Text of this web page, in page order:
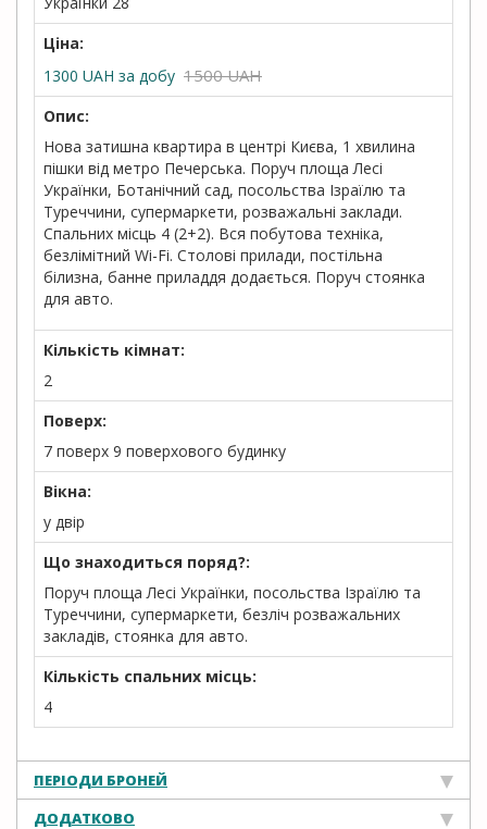
Ціна:
1300 UAH за добу 1500 UAH
Опис:
Нова затишна квартира в центрі Києва, 1 хвилина
пішки від метро Печерська. Поруч площа Лесі
Українки, Ботанічний сад, посольства Ізраїлю та
Туреччини, супермаркети, розважальні заклади.
Спальних місць 4 (2+2). Вся побутова техніка,
безлімітний Wi-Fi. Столові прилади, постільна
білизна, банне приладдя додається. Поруч стоянка
для авто.
Кількість кімнат:
2
Поверх:
7 поверх 9 поверхового будинку
Вікна:
у двір
Що знаходиться поряд?:
Поруч площа Лесі Українки, посольства Ізраїлю та
Туреччини, супермаркети, безліч розважальних
закладів, стоянка для авто.
Кількість спальних місць:
4
ПЕРІОДИ БРОНЕЙ
ДОДАТКОВО